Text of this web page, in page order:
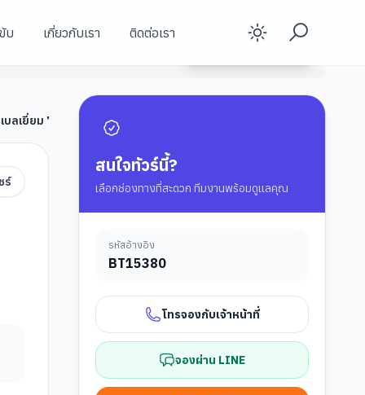
บ เกี่ยวกับเรา ติดต่อเรา Enable
บลเยี่ยม 7 วัน 5 คืน โดยสายการบินไทย (TG) บินตรงสู่นครอัมสเตอร์ดัม
ร์
สนใจทัวร์นี้?
เลือกช่องทางที่สะดวก ทีมงานพร้อมดูแลคุณ
รหัสอ้างอิง
BT15380
โทรจองกับเจ้าหน้าที่
จองผ่าน LINE